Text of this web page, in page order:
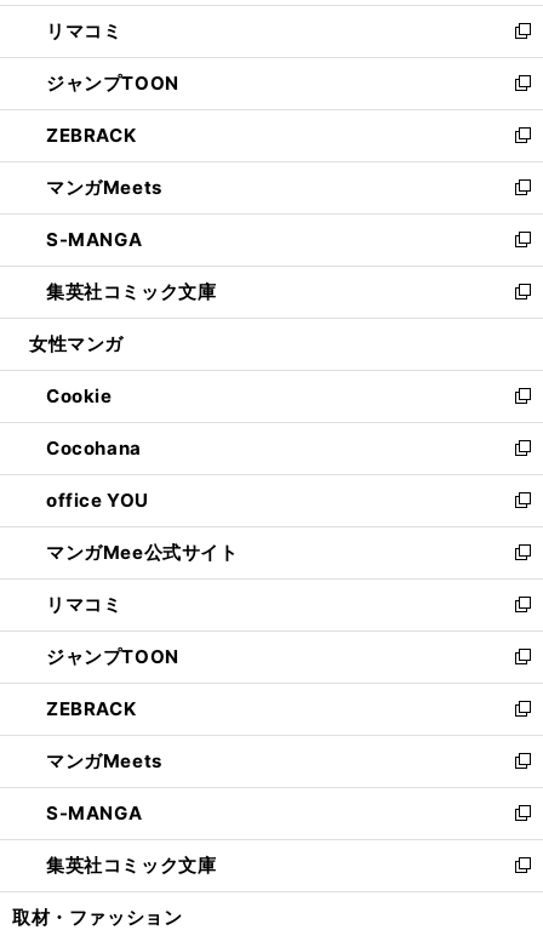
ウ
で
開
く
ン
ド
ウ
で
開
く
ウ
ィ
ン
ド
ウ
で
開
く
し
い
ウ
ィ
ン
ド
ウ
で
開
く
リマコミ
新
し
い
ウ
ィ
ン
ド
ウ
で
開
く
ジャンプTOON
新
し
い
ウ
ィ
ン
ド
ウ
で
開
ZEBRACK
新
し
い
ウ
ィ
ン
ド
ウ
開
く
マンガMeets
新
し
い
ウ
ィ
ン
ウ
で
開
く
S-MANGA
新
し
い
ウ
ン
ド
ウ
で
開
く
集英社コミック文庫
新
し
ウ
ィ
ン
ド
ウ
で
開
く
女性マンガ
Cookie
新
し
い
ウ
ィ
ン
ド
ウ
で
開
く
Cocohana
新
し
い
ウ
ィ
ン
ド
ウ
で
開
く
office YOU
新
し
い
ウ
ィ
ン
ド
ウ
で
開
く
マンガMee公式サイト
新
し
い
ウ
ィ
ン
ド
ウ
で
開
く
リマコミ
新
し
い
ウ
ィ
ン
ド
ウ
で
開
く
ジャンプTOON
新
し
い
ウ
ィ
ン
ド
ウ
で
開
ZEBRACK
新
し
い
ウ
ィ
ン
ド
ウ
マンガMeets
新
し
い
ウ
ィ
ン
S-MANGA
新
し
い
ウ
集英社コミック文庫
新
し
取材・ファッション